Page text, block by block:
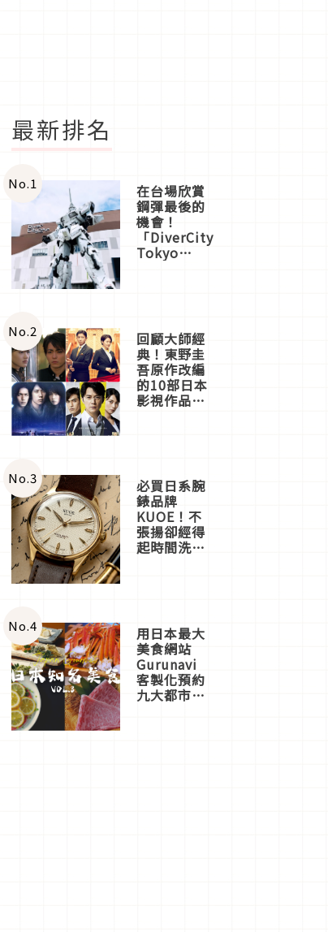
最新排名
No.1 在台場欣賞
鋼彈最後的
機會！
「DiverCity
Tokyo
體驗
No.2 回顧大師經
典！東野圭
吾原作改編
的10部日本
影視作品推
No.3 必買日系腕
錶品牌
KUOE！不
張揚卻經得
起時間洗鍊
No.4 用日本最大
美食網站
Gurunavi
客製化預約
九大都市餐